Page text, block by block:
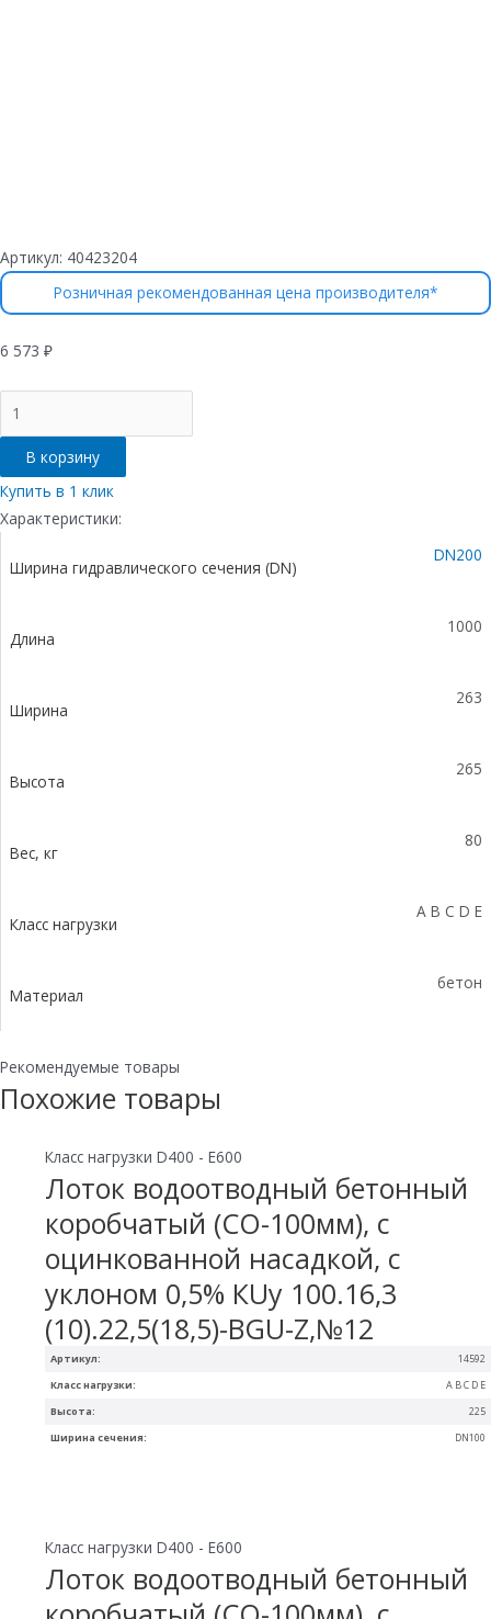
Артикул: 40423204
Розничная рекомендованная цена производителя*
6 573 ₽
товара
Лоток
водоотводный
бетонный
коробчатый
(СО200
КUу
-4
В корзину
Купить в 1 клик
Характеристики:
Ширина гидравлического сечения (DN)
DN200
Длина
1000
Ширина
263
Высота
265
Вес, кг
80
Класс нагрузки
A B C D E
Материал
бетон
Рекомендуемые товары
Похожие товары
Артикул: 14592
Ширина сечения: DN100
Высота: 225
Класс нагрузки: A B C D E
Класс нагрузки D400 - E600
Лоток водоотводный бетонный
коробчатый (СО-100мм), с
оцинкованной насадкой, с
уклоном 0,5% КUу 100.16,3
(10).22,5(18,5)-BGU-Z,№12
Класс нагрузки D400 - E600
Лоток водоотводный бетонный